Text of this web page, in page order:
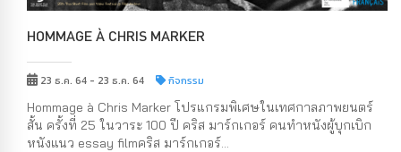
HOMMAGE À CHRIS MARKER
23 ธ.ค. 64 - 23 ธ.ค. 64 กิจกรรม
Hommage à Chris Marker โปรแกรมพิเศษในเทศกาลภาพยนตร์
สั้น ครั้งที่ 25 ในวาระ 100 ปี คริส มาร์กเกอร์ คนทำหนังผู้บุกเบิก
หนังแนว essay filmคริส มาร์กเกอร์...